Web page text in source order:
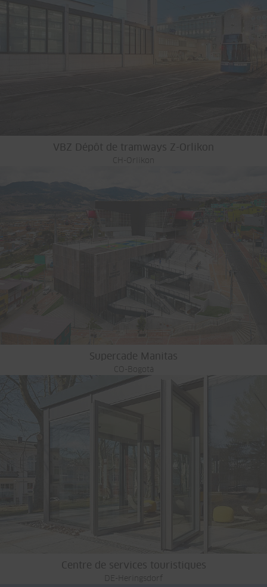
VBZ Dépôt de tramways Z-Orlikon
CH-Orlikon
Supercade Manitas
CO-Bogotá
Centre de services touristiques
DE-Heringsdorf